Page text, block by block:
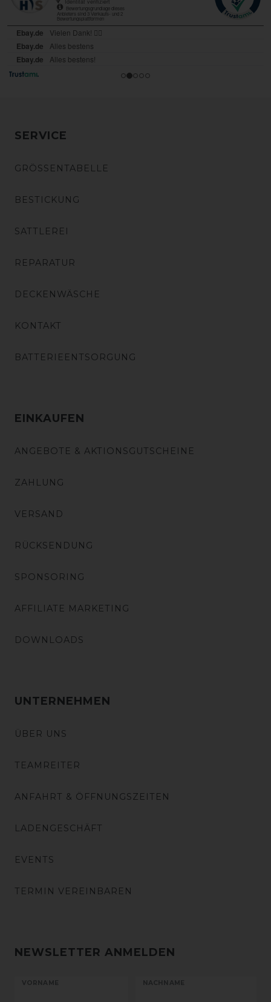
SERVICE
GRÖSSENTABELLE
BESTICKUNG
SATTLEREI
REPARATUR
DECKENWÄSCHE
KONTAKT
BATTERIEENTSORGUNG
EINKAUFEN
ANGEBOTE & AKTIONSGUTSCHEINE
ZAHLUNG
VERSAND
RÜCKSENDUNG
SPONSORING
AFFILIATE MARKETING
DOWNLOADS
UNTERNEHMEN
ÜBER UNS
TEAMREITER
ANFAHRT & ÖFFNUNGSZEITEN
LADENGESCHÄFT
EVENTS
TERMIN VEREINBAREN
NEWSLETTER ANMELDEN
VORNAME NACHNAME